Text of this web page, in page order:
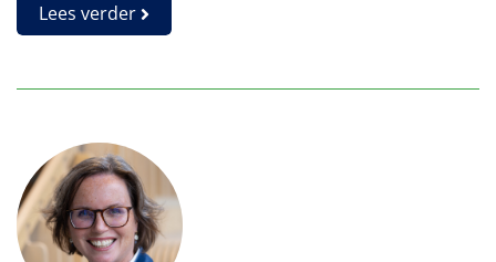
Lees verder